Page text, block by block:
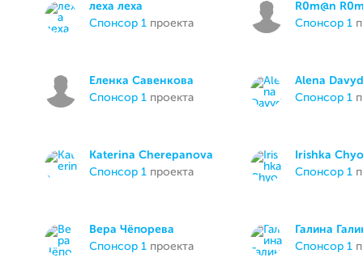
леха леха
спонсор 1 проекта
R0m@n
спонсор 1
Еленка Савенкова
спонсор 1 проекта
Alena
спонсор 1
Katerina Cherepanova
спонсор 1 проекта
Irishka
спонсор 1
Вeрa Чёпорeвa
спонсор 1 проекта
Галина
спонсор 1